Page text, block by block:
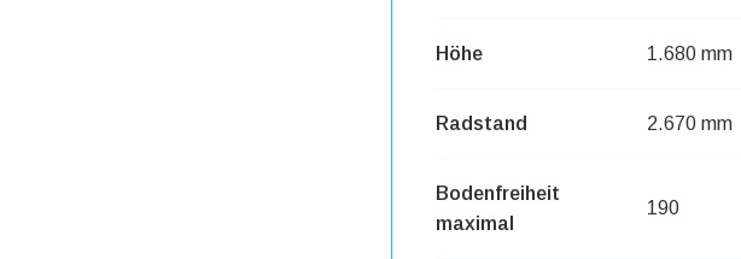
Höhe 1.680 mm
Radstand 2.670 mm
Bodenfreiheit
maximal
190